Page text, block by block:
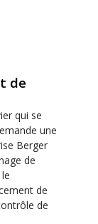
de
qui se
une
Berger
de
de
de